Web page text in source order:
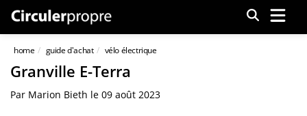
Menu
home guide d'achat vélo électrique
Granville E-Terra
Par Marion Bieth le 09 août 2023